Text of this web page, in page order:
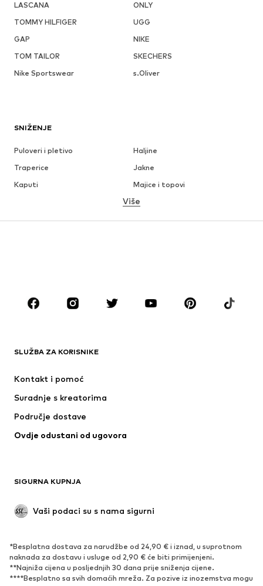
LASCANA
ONLY
TOMMY HILFIGER
UGG
GAP
NIKE
TOM TAILOR
SKECHERS
Nike Sportswear
s.Oliver
SNIŽENJE
Puloveri i pletivo
Haljine
Traperice
Jakne
Kaputi
Majice i topovi
Donje rublje
Suknje
Bluze i tunike
Dodaci
Premium
Novo
Donje rublje
Kaputi
Posebne prigode
Ekskluzivno
OBUĆA
Novo
Popularno
Više
SLUŽBA ZA KORISNIKE
Kontakt i pomoć
Suradnje s kreatorima
Područje dostave
Ovdje odustani od ugovora
SIGURNA KUPNJA
Vaši podaci su s nama sigurni
*Besplatna dostava za narudžbe od 24,90 € i iznad, u suprotnom
naknada za dostavu i usluge od 2,90 € će biti primijenjeni.
**Najniža cijena u posljednjih 30 dana prije sniženja cijene.
****Besplatno sa svih domaćih mreža. Za pozive iz inozemstva mogu